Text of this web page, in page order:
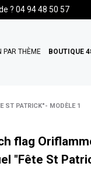
? 04 94 48 50 57
PAR THÈME BOUTIQUE
ST PATRICK"- MODÈLE 1
flag
"Fête St